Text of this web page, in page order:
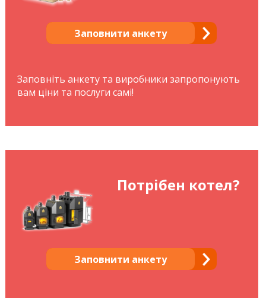
Заповнити анкету
Заповніть анкету та виробники запропонують
вам ціни та послуги самі!
Потрібен котел?
Заповнити анкету